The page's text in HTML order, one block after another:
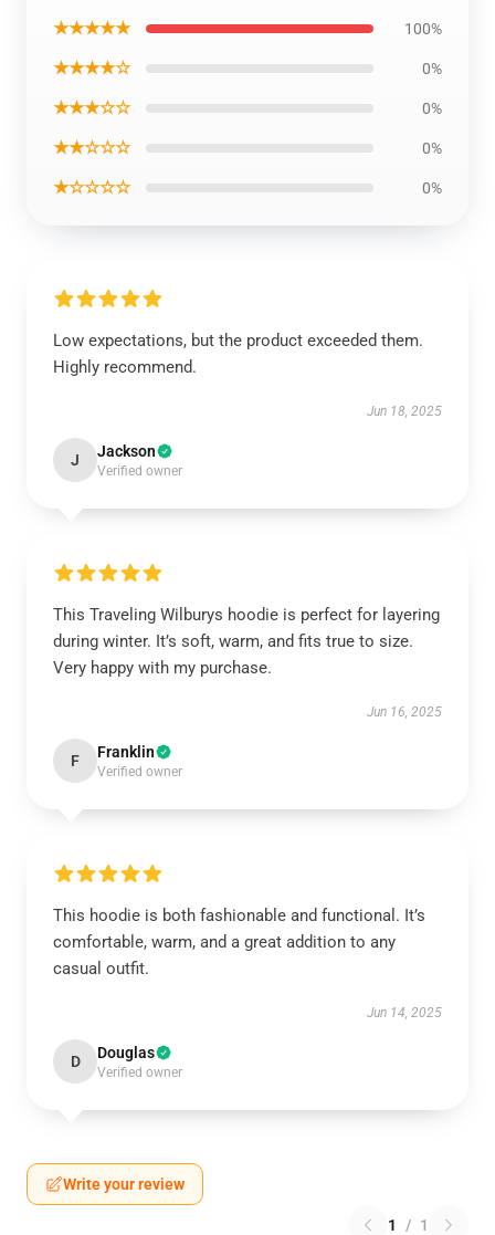
★★★★★ 100%
★★★★☆ 0%
★★★☆☆ 0%
★★☆☆☆ 0%
★☆☆☆☆ 0%
Low expectations, but the product exceeded them.
Highly recommend.
Jun 18, 2025
J Jackson
Verified owner
This Traveling Wilburys hoodie is perfect for layering
during winter. It’s soft, warm, and fits true to size.
Very happy with my purchase.
Jun 16, 2025
F Franklin
Verified owner
This hoodie is both fashionable and functional. It’s
comfortable, warm, and a great addition to any
casual outfit.
Jun 14, 2025
D Douglas
Verified owner
Write your review
1 / 1